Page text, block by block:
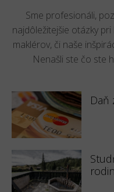
Sme profesionáli,
najdôležitejšie otázky
maklérov, či naše
Nenašli ste čo ste
Daň